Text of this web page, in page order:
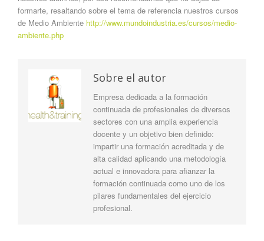
formarte, resaltando sobre el tema de referencia nuestros cursos
de Medio Ambiente http://www.mundoindustria.es/cursos/medio-
ambiente.php
Sobre el autor
Empresa dedicada a la formación
continuada de profesionales de diversos
sectores con una amplia experiencia
docente y un objetivo bien definido:
impartir una formación acreditada y de
alta calidad aplicando una metodología
actual e innovadora para afianzar la
formación continuada como uno de los
pilares fundamentales del ejercicio
profesional.